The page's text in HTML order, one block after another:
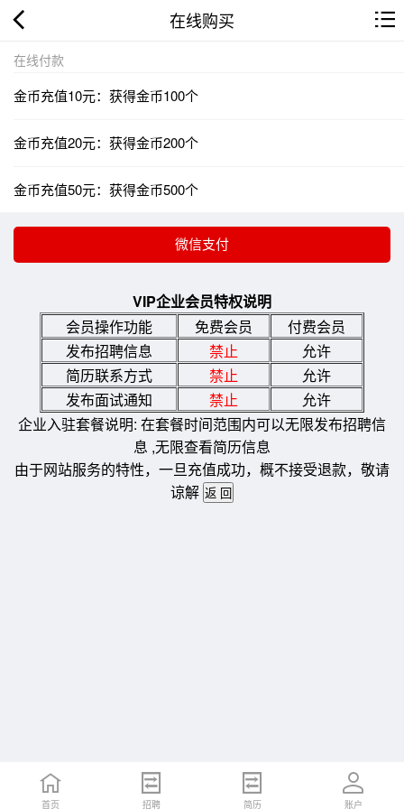
在线购买
在线付款
金币充值10元：获得金币100个
金币充值20元：获得金币200个
金币充值50元：获得金币500个
VIP企业会员特权说明
会员操作功能
免费会员
付费会员
发布招聘信息
禁止
允许
简历联系方式
禁止
允许
发布面试通知
禁止
允许
企业入驻套餐说明: 在套餐时间范围内可以无限发布招聘信
息 ,无限查看简历信息
由于网站服务的特性，一旦充值成功，概不接受退款，敬请
谅解
首页 招聘 简历 账户